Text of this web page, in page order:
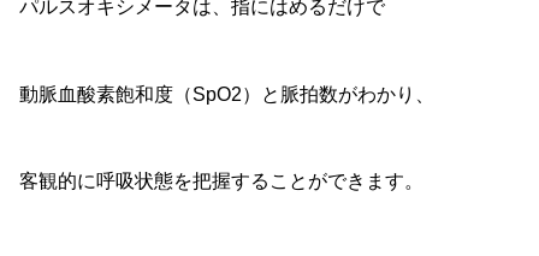
パルスオキシメータは、指にはめるだけで
動脈血酸素飽和度（SpO2）と脈拍数がわかり、
客観的に呼吸状態を把握することができます。